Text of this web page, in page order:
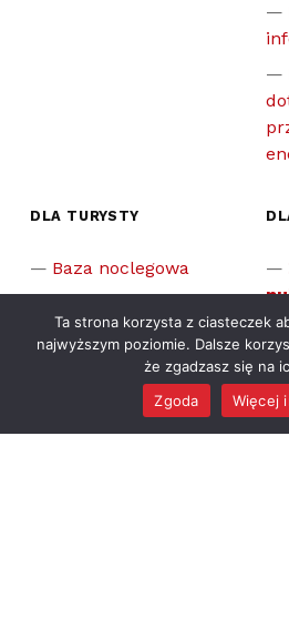
DLA TURYSTY
Baza noclegowa
Raciążek
Pomniki
Ta strona korzysta z ciasteczek
najwyższym poziomie. Dalsze
że zgadzasz się na
Zgoda
Więcej